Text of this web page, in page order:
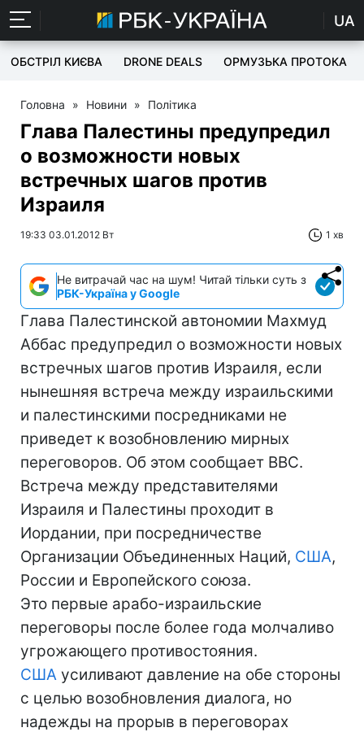
UA
ОБСТРІЛ КИЄВА DRONE DEALS ОРМУЗЬКА ПРОТОКА
Головна » Новини » Політика
Глава Палестины предупредил
о возможности новых
встречных шагов против
Израиля
19:33 03.01.2012 Вт 1 хв
Не витрачай час на шум! Читай тільки суть з
РБК-Україна у Google
Глава Палестинской автономии Махмуд
Аббас предупредил о возможности новых
встречных шагов против Израиля, если
нынешняя встреча между израильскими
и палестинскими посредниками не
приведет к возобновлению мирных
переговоров. Об этом сообщает BBC.
Встреча между представителями
Израиля и Палестины проходит в
Иордании, при посредничестве
Организации Объединенных Наций, США,
России и Европейского союза.
Это первые арабо-израильские
переговоры после более года молчаливо
угрожающего противостояния.
США усиливают давление на обе стороны
с целью возобновления диалога, но
надежды на прорыв в переговорах